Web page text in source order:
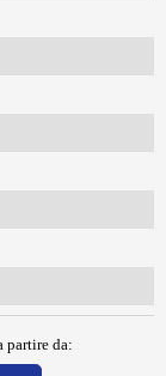
partire da: